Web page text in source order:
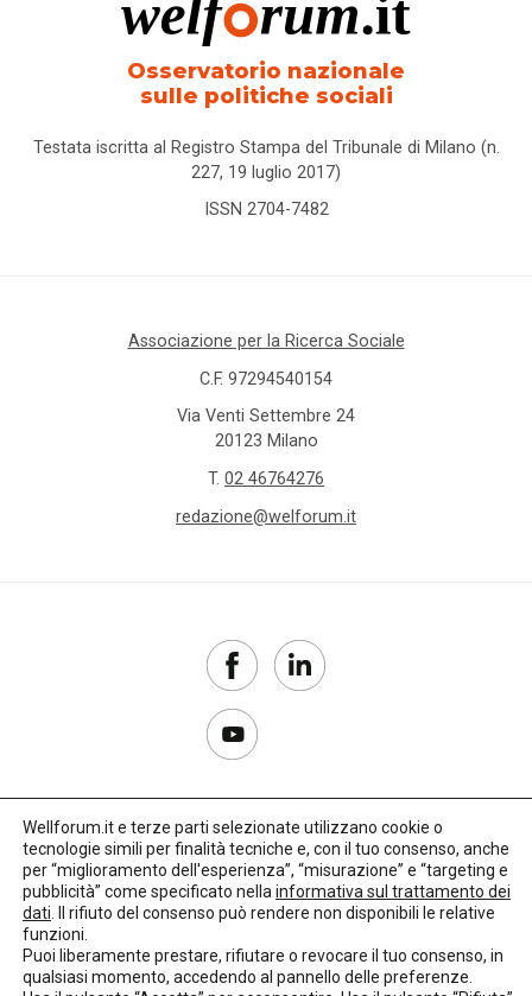
Osservatorio nazionale
sulle politiche sociali
Testata iscritta al Registro Stampa del Tribunale di Milano (n.
227, 19 luglio 2017)
ISSN 2704-7482
Associazione per la Ricerca Sociale
C.F. 97294540154
Via Venti Settembre 24
20123 Milano
T. 02 46764276
redazione@welforum.it
Copyright 2017–2026
Privacy Policy
Credits: LO Studio
Wellforum.it e terze parti selezionate utilizzano cookie o
tecnologie simili per finalità tecniche e, con il tuo consenso, anche
per “miglioramento dell'esperienza”, “misurazione” e “targeting e
pubblicità” come specificato nella informativa sul trattamento dei
dati . Il rifiuto del consenso può rendere non disponibili le relative
funzioni.
Puoi liberamente prestare, rifiutare o revocare il tuo consenso, in
qualsiasi momento, accedendo al pannello delle preferenze.